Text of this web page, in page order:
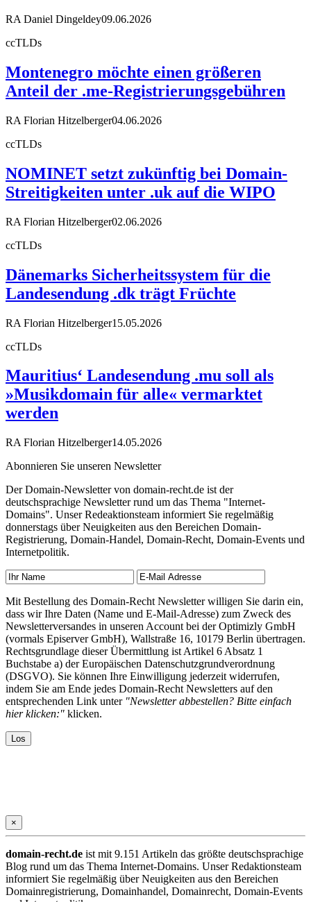
RA Daniel Dingeldey09.06.2026
ccTLDs
Montenegro möchte einen größeren
Anteil der .me-Registrierungsgebühren
RA Florian Hitzelberger04.06.2026
ccTLDs
NOMINET setzt zukünftig bei Domain-
Streitigkeiten unter .uk auf die WIPO
RA Florian Hitzelberger02.06.2026
ccTLDs
Dänemarks Sicherheitssystem für die
Landesendung .dk trägt Früchte
RA Florian Hitzelberger15.05.2026
ccTLDs
Mauritius‘ Landesendung .mu soll als
»Musikdomain für alle« vermarktet
werden
RA Florian Hitzelberger14.05.2026
Abonnieren Sie unseren Newsletter
Der Domain-Newsletter von domain-recht.de ist der
deutschsprachige Newsletter rund um das Thema "Internet-
Domains". Unser Redeaktionsteam informiert Sie regelmäßig
donnerstags über Neuigkeiten aus den Bereichen Domain-
Registrierung, Domain-Handel, Domain-Recht, Domain-Events und
Internetpolitik.
Mit Bestellung des Domain-Recht Newsletter willigen Sie darin ein,
dass wir Ihre Daten (Name und E-Mail-Adresse) zum Zweck des
Newsletterversandes in unseren Account bei der Optimizly GmbH
(vormals Episerver GmbH), Wallstraße 16, 10179 Berlin übertragen.
Rechtsgrundlage dieser Übermittlung ist Artikel 6 Absatz 1
Buchstabe a) der Europäischen Datenschutzgrundverordnung
(DSGVO). Sie können Ihre Einwilligung jederzeit widerrufen,
indem Sie am Ende jedes Domain-Recht Newsletters auf den
entsprechenden Link unter "Newsletter abbestellen? Bitte einfach
hier klicken:" klicken.
×
domain-recht.de ist mit 9.151 Artikeln das größte deutschsprachige
Blog rund um das Thema Internet-Domains. Unser Redaktionsteam
informiert Sie regelmäßig über Neuigkeiten aus den Bereichen
Domainregistrierung, Domainhandel, Domainrecht, Domain-Events